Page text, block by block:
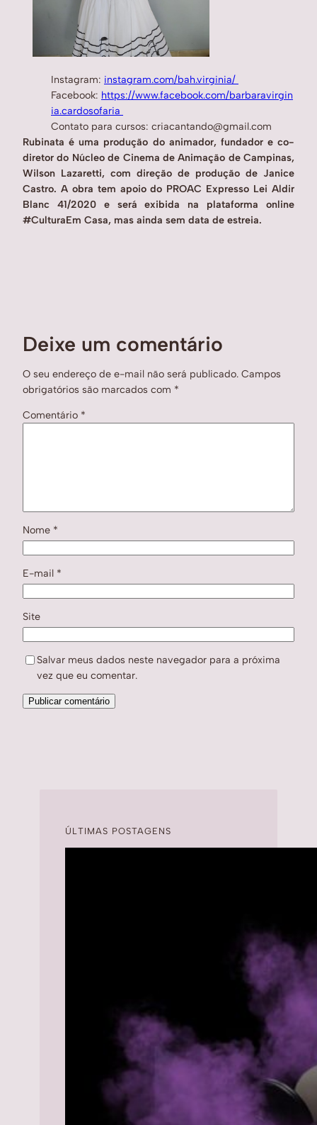
Instagram: instagram.com/bah.virginia/
Facebook: https://www.facebook.com/barbaravirgin
ia.cardosofaria
Contato para cursos: criacantando@gmail.com
Rubinata é uma produção do animador, fundador e co-
diretor do Núcleo de Cinema de Animação de Campinas,
Wilson Lazaretti, com direção de produção de Janice
Castro. A obra tem apoio do PROAC Expresso Lei Aldir
Blanc 41/2020 e será exibida na plataforma online
#CulturaEm Casa, mas ainda sem data de estreia.
Deixe um comentário
O seu endereço de e-mail não será publicado. Campos
obrigatórios são marcados com *
Comentário *
Nome *
E-mail *
Site
Salvar meus dados neste navegador para a próxima
vez que eu comentar.
ÚLTIMAS POSTAGENS